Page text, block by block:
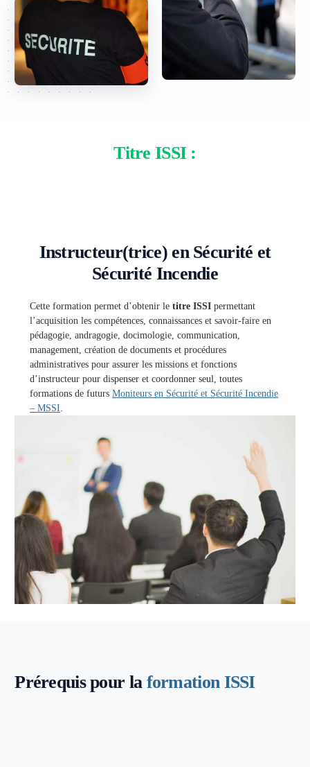
Titre ISSI :
Instructeur(trice) en Sécurité et
Sécurité Incendie
Cette formation permet d’obtenir letitre ISSI permettant
l’acquisition les compétences, connaissances et savoir-faire en
pédagogie, andragogie, docimologie, communication,
management, création de documents et procédures
administratives pour assurer les missions et fonctions
d’instructeur pour dispenser et coordonner seul, toutes
formations de futursMoniteurs en Sécurité et Sécurité Incendie
– MSSI.
Prérequis pour la formation ISSI